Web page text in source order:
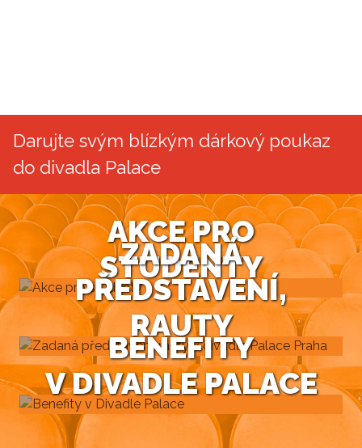
Darujte svým blízkým dárkový poukaz
do divadla Palace
AKCE PRO
STUDENTY
ZADANÁ
PŘEDSTAVENÍ,
RAUTY
BENEFITY
V DIVADLE PALACE